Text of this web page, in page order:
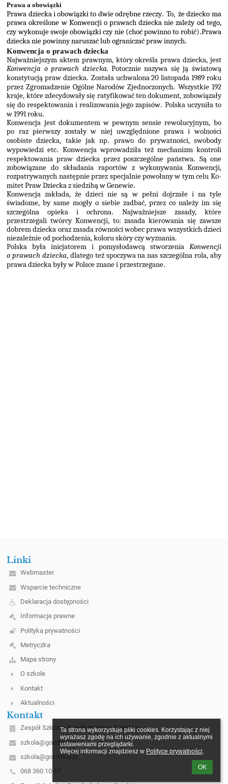
Ta strona wykorzystuje pliki cookies. Korzystając z niej
wyrażasz zgodę na ich używanie, zgodnie z aktualnymi
ustawieniami przeglądarki.
Więcej informacji znajdziesz w Polityce prywatności.
OK
Prawa a obowiązki
Prawa dziecka i obowiązki to dwie odrębne rzeczy. To, że dziecko ma
prawa określone w Kon­wencji o prawach dziecka nie zależy od tego,
czy wykonuje swoje obowiązki czy nie (choć po­winno to robić).Prawa
dziecka nie powinny naruszać lub ograniczać praw innych.
Konwencja o prawach dziecka
Najważniejszym aktem prawnym, który określa prawa dziecka, jest
Konwencja o prawach dziecka. Potocznie nazywa się ją światową
konstytucją praw dziecka. Została uchwalona 20 li­stopada 1989 roku
przez Zgromadzenie Ogólne Narodów Zjednoczonych. Wszystkie 192
kra­je, które zdecydowały się ratyfikować ten dokument, zobowiązały
się do respektowania i re­alizowania jego zapisów.Polska uczyniła to
w 1991 roku.
Konwencja jest dokumentem w pewnym sensie rewolucyjnym, bo
po raz pierwszy zostały w niej uwzględnione prawa i wolności
osobiste dziecka, takie jak np.prawo do prywatności, swobody
wypowiedzi etc.Konwencja wprowadziła też mechanizm kontroli
respektowania praw dziecka przez poszczególne państwa. Są one
zobowiązane do składania raportów z wy­konywania Konwencji,
rozpatrywanych następnie przez specjalnie powołany w tym celu Ko­
mitet Praw Dziecka z siedzibą w Genewie.
Konwencja zakłada, że dzieci nie są w pełni dojrzałe i na tyle
świadome, by same mogły o sie­bie zadbać, przez co należy im się
szczególna opieka i ochrona. Najważniejsze zasady, które
przestrzegali twórcy Konwencji, to: zasada kierowania się zawsze
dobrem dziecka oraz za­sada równości wobec prawa wszystkich dzieci
niezależnie od pochodzenia, koloru skóry czy wyznania.
Polska była inicjatorem i pomysłodawcą stworzenia Konwencji
o prawach dziecka, dlatego też spoczywa na nas szczególna rola, aby
prawa dziecka były w Polsce znane i przestrzegane.
Linki
Webmaster
Wsparcie techniczne
Deklaracja dostępności
Informacje prawne
Polityka prywatności
Metryczka
Mapa strony
O szkole
Kontakt
Aktualności
Kontakt
Zespół Szkolno-Przedszkolny w Gozdnicy
szkola@gozdnica.pl
szkola@gozdnica.pl
068 360 10 67